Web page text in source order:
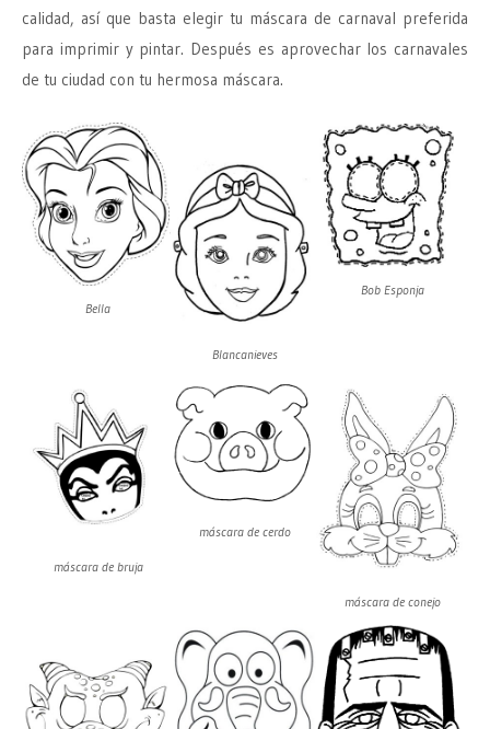
calidad, así que basta elegir tu máscara de carnaval preferida
para imprimir y pintar. Después es aprovechar los carnavales
de tu ciudad con tu hermosa máscara.
Bella
Blancanieves
Bob Esponja
máscara de bruja
máscara de cerdo
máscara de conejo